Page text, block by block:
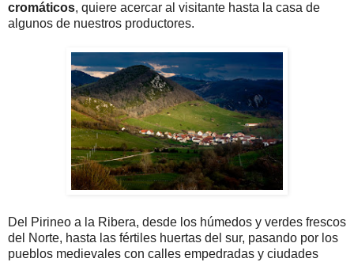
cromáticos, quiere acercar al visitante hasta la casa de
algunos de nuestros productores.
Del Pirineo a la Ribera, desde los húmedos y verdes frescos
del Norte, hasta las fértiles huertas del sur, pasando por los
pueblos medievales con calles empedradas y ciudades